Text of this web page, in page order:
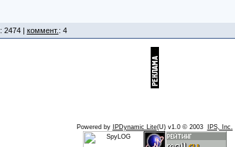
2474 | коммент. : 4
Powered by IPDynamic Lite(U) v1.0 © 2003 IPS, Inc.